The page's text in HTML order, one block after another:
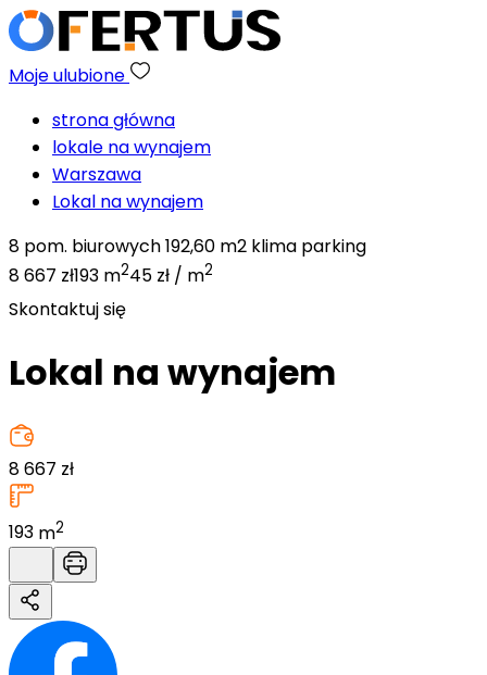
Moje ulubione
strona główna
lokale na wynajem
Warszawa
Lokal na wynajem
8 pom. biurowych 192,60 m2 klima parking
8 667 zł193 m245 zł / m2
Skontaktuj się
Lokal na wynajem
8 667 zł
193 m2